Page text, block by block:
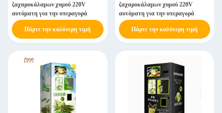
ζαχαροκάλαμων χυμού 220V
αυτόματη για την υπεραγορά
Πάρτε την καλύτερη τιμή
ζαχαροκάλαμων χυμού 220V
αυτόματη για την υπεραγορά
Πάρτε την καλύτερη τιμή